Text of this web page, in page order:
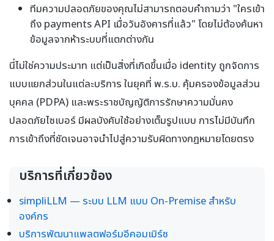
ทีมความปลอดภัยของคุณไม่สามารถตอบคำถามว่า "ใครเข้า
ถึง payments API เมื่อวันอังคารที่แล้ว" โดยไม่ต้องค้นหา
ข้อมูลจากห้าระบบที่แตกต่างกัน
นี่ไม่ใช่ความประมาท แต่เป็นสิ่งที่เกิดขึ้นเมื่อ identity ถูกจัดการ
แบบแยกส่วนในแต่ละบริการ ในยุคที่ พ.ร.บ. คุ้มครองข้อมูลส่วน
บุคคล (PDPA) และพระราชบัญญัติการรักษาความมั่นคง
ปลอดภัยไซเบอร์ มีผลบังคับใช้อย่างเต็มรูปแบบ การไม่มีบันทึก
การเข้าถึงที่ชัดเจนอาจนำไปสู่ความรับผิดทางกฎหมายโดยตรง
บริการที่เกี่ยวข้อง
simpliLLM — ระบบ LLM แบบ On-Premise สำหรับ
องค์กร
บริการพัฒนาแพลตฟอร์มอีคอมเมิร์ซ